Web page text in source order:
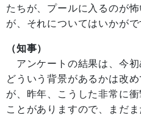
たちが、プールに入るのが
が、それについてはいかがで
（知事）
アンケートの結果は、今初
どういう背景があるかは改
が、昨年、こうした非常に
ことがありますので、まだ